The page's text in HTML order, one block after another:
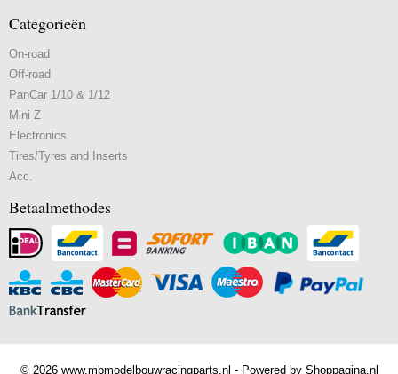
Categorieën
On-road
Off-road
PanCar 1/10 & 1/12
Mini Z
Electronics
Tires/Tyres and Inserts
Acc.
Betaalmethodes
© 2026 www.mbmodelbouwracingparts.nl - Powered by Shoppagina.nl